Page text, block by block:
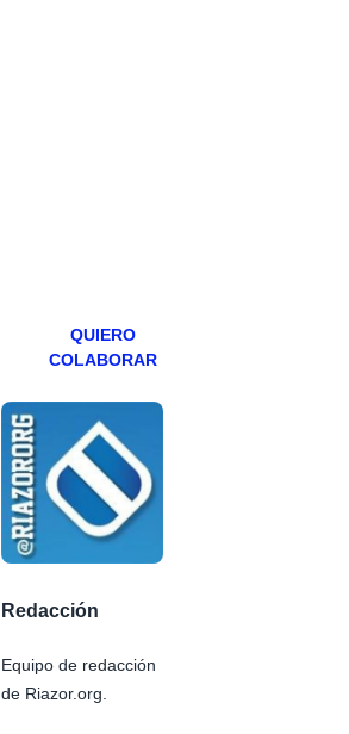
QUIERO
COLABORAR
Redacción
Equipo de redacción
de Riazor.org.